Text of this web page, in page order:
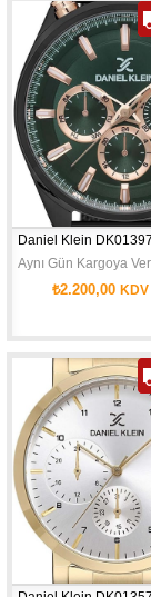
Aynı Gün Kargoya
₺2.200,00